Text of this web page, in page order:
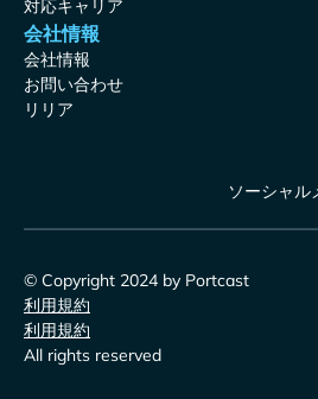
対応キャリア
会社情報
会社情報
お問い合わせ
リリア
ソーシャル
© Copyright 2024 by Portcast
利用規約
利用規約
All rights reserved